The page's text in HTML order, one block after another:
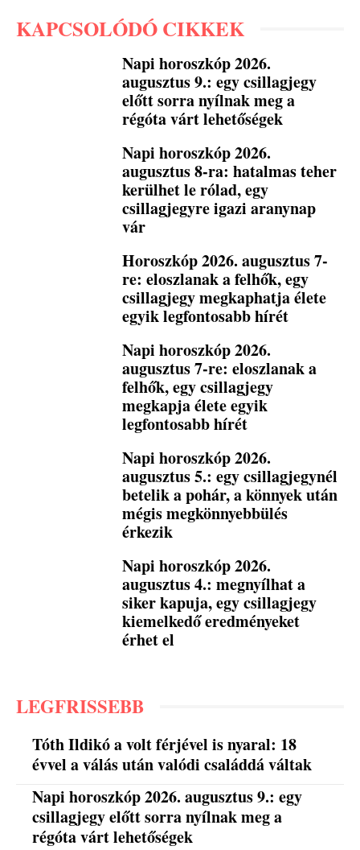
KAPCSOLÓDÓ CIKKEK
Napi horoszkóp 2026.
augusztus 9.: egy csillagjegy
előtt sorra nyílnak meg a
régóta várt lehetőségek
Napi horoszkóp 2026.
augusztus 8-ra: hatalmas teher
kerülhet le rólad, egy
csillagjegyre igazi aranynap
vár
Horoszkóp 2026. augusztus 7-
re: eloszlanak a felhők, egy
csillagjegy megkaphatja élete
egyik legfontosabb hírét
Napi horoszkóp 2026.
augusztus 7-re: eloszlanak a
felhők, egy csillagjegy
megkapja élete egyik
legfontosabb hírét
Napi horoszkóp 2026.
augusztus 5.: egy csillagjegynél
betelik a pohár, a könnyek után
mégis megkönnyebbülés
érkezik
Napi horoszkóp 2026.
augusztus 4.: megnyílhat a
siker kapuja, egy csillagjegy
kiemelkedő eredményeket
érhet el
LEGFRISSEBB
Tóth Ildikó a volt férjével is nyaral: 18
évvel a válás után valódi családdá váltak
Napi horoszkóp 2026. augusztus 9.: egy
csillagjegy előtt sorra nyílnak meg a
régóta várt lehetőségek